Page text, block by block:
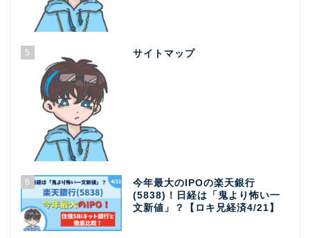
5 サイトマップ
6
今年最大のIPOの楽天銀行
(5838)！日経は「鬼より怖い一
文新値」？【ロキ兄経済4/21】